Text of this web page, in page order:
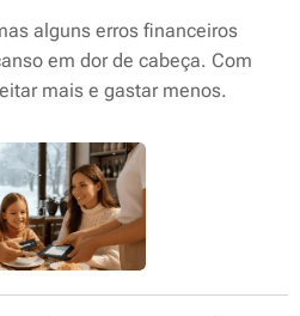
alguns erros financeiros
em dor de cabeça. Com
mais e gastar menos.